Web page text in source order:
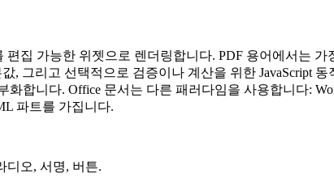
편집 가능한 위젯으로 렌더링합니다. PDF 용어에서는 가
, 그리고 선택적으로 검증이나 계산을 위한 JavaScript
합니다. Office 문서는 다른 패러다임을 사용합니다:
파트를 가집니다.
디오, 서명, 버튼.